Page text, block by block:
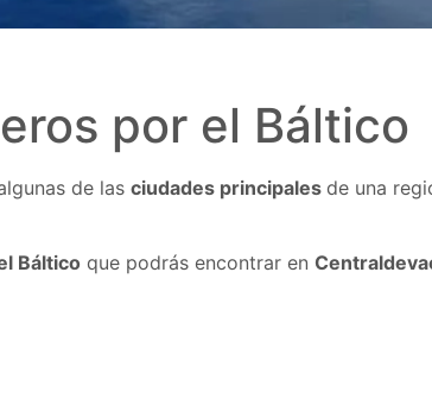
por el Báltico
de las ciudades principales de una
Báltico que podrás encontrar en